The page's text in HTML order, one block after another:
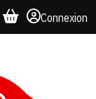
Connexion